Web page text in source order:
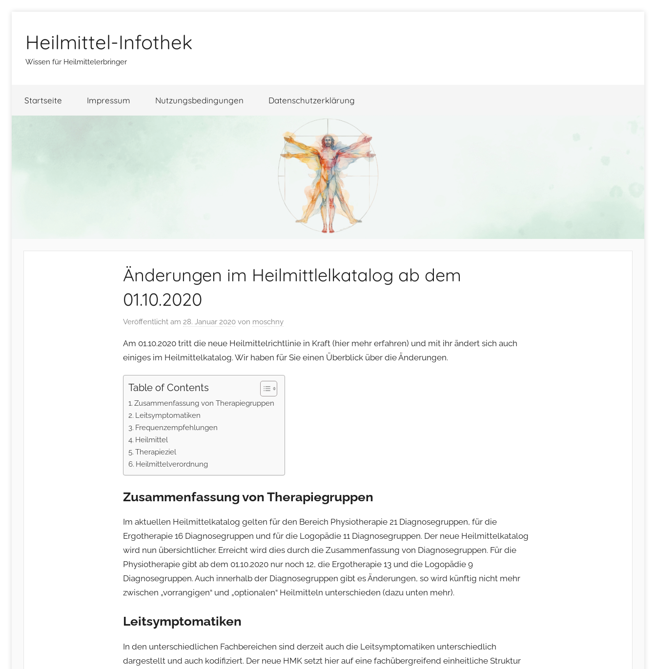
springen
Heilmittel-Infothek
Wissen für Heilmittelerbringer
Startseite Impressum Nutzungsbedingungen Datenschutzerklärung
Änderungen im Heilmittlelkatalog ab dem
01.10.2020
Veröffentlicht am 28. Januar 2020 von moschny
Am 01.10.2020 tritt die neue Heilmittelrichtlinie in Kraft (hier mehr erfahren) und mit ihr ändert sich auch
einiges im Heilmittelkatalog. Wir haben für Sie einen Überblick über die Änderungen.
Table of Contents
Zusammenfassung von Therapiegruppen
Leitsymptomatiken
Frequenzempfehlungen
Heilmittel
Therapieziel
Heilmittelverordnung
Zusammenfassung von Therapiegruppen
Im aktuellen Heilmittelkatalog gelten für den Bereich Physiotherapie 21 Diagnosegruppen, für die
Ergotherapie 16 Diagnosegruppen und für die Logopädie 11 Diagnosegruppen. Der neue Heilmittelkatalog
wird nun übersichtlicher. Erreicht wird dies durch die Zusammenfassung von Diagnosegruppen. Für die
Physiotherapie gibt ab dem 01.10.2020 nur noch 12, die Ergotherapie 13 und die Logopädie 9
Diagnosegruppen. Auch innerhalb der Diagnosegruppen gibt es Änderungen, so wird künftig nicht mehr
zwischen „vorrangigen“ und „optionalen“ Heilmitteln unterschieden (dazu unten mehr).
Leitsymptomatiken
In den unterschiedlichen Fachbereichen sind derzeit auch die Leitsymptomatiken unterschiedlich
dargestellt und auch kodifiziert. Der neue HMK setzt hier auf eine fachübergreifend einheitliche Struktur